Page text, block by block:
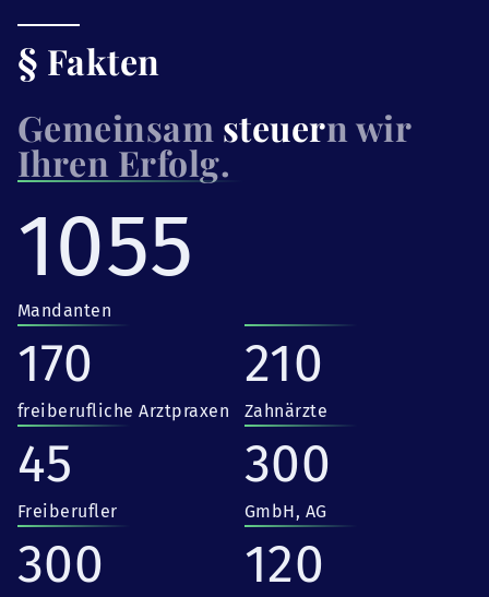
§ Fakten
Gemeinsam steuern wir
Ihren Erfolg.
1055
Mandanten
170
freiberufliche Arztpraxen
210
Zahnärzte
45
Freiberufler
300
GmbH, AG
300 120